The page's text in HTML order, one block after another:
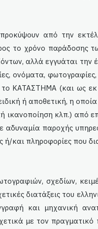
από την
το χρόνο παράδοσης
αλλά εγγυάται
φωτογραφίες,
ΚΑΤΑΣΤΗΜΑ (και ως
ή αποθετική, η
κλπ.) από
παροχής
και πληροφορίες που
σχεδίων,
διατάξεις του
και μηχανική
με τον πραγματικό